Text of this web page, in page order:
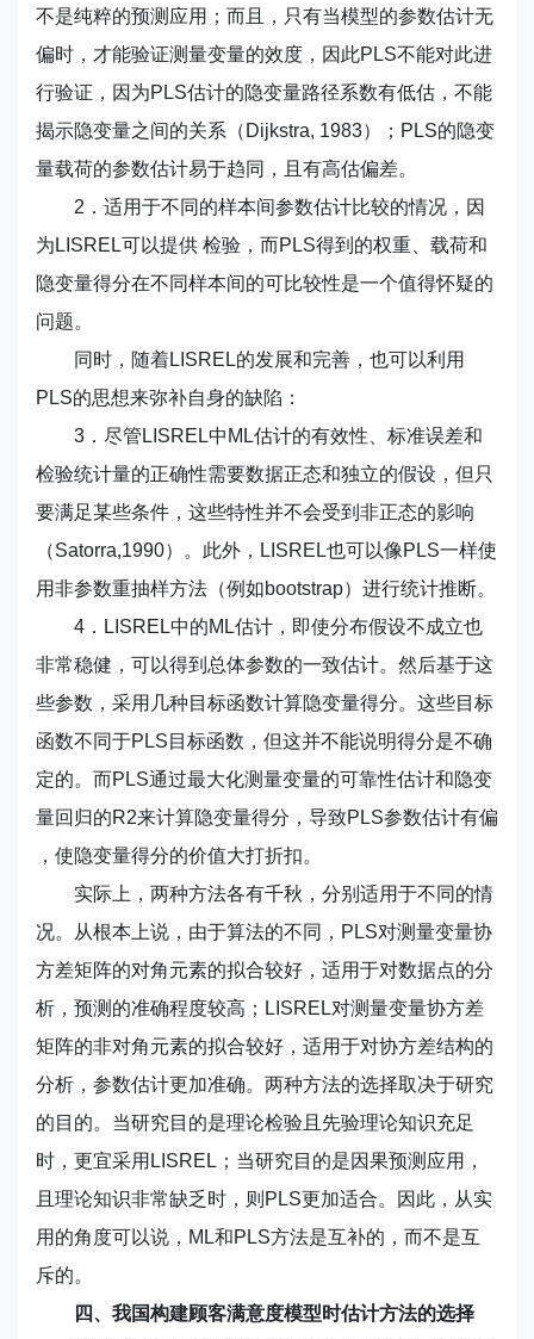
不是纯粹的预测应用；而且，只有当模型的参数估计无
偏时，才能验证测量变量的效度，因此PLS不能对此进
行验证，因为PLS估计的隐变量路径系数有低估，不能
揭示隐变量之间的关系（Dijkstra, 1983）；PLS的隐变
量载荷的参数估计易于趋同，且有高估偏差。
2．适用于不同的样本间参数估计比较的情况，因
为LISREL可以提供 检验，而PLS得到的权重、载荷和
隐变量得分在不同样本间的可比较性是一个值得怀疑的
问题。
同时，随着LISREL的发展和完善，也可以利用
PLS的思想来弥补自身的缺陷：
3．尽管LISREL中ML估计的有效性、标准误差和
检验统计量的正确性需要数据正态和独立的假设，但只
要满足某些条件，这些特性并不会受到非正态的影响
（Satorra,1990）。此外，LISREL也可以像PLS一样使
用非参数重抽样方法（例如bootstrap）进行统计推断。
4．LISREL中的ML估计，即使分布假设不成立也
非常稳健，可以得到总体参数的一致估计。然后基于这
些参数，采用几种目标函数计算隐变量得分。这些目标
函数不同于PLS目标函数，但这并不能说明得分是不确
定的。而PLS通过最大化测量变量的可靠性估计和隐变
量回归的R2来计算隐变量得分，导致PLS参数估计有偏
，使隐变量得分的价值大打折扣。
实际上，两种方法各有千秋，分别适用于不同的情
况。从根本上说，由于算法的不同，PLS对测量变量协
方差矩阵的对角元素的拟合较好，适用于对数据点的分
析，预测的准确程度较高；LISREL对测量变量协方差
矩阵的非对角元素的拟合较好，适用于对协方差结构的
分析，参数估计更加准确。两种方法的选择取决于研究
的目的。当研究目的是理论检验且先验理论知识充足
时，更宜采用LISREL；当研究目的是因果预测应用，
且理论知识非常缺乏时，则PLS更加适合。因此，从实
用的角度可以说，ML和PLS方法是互补的，而不是互
斥的。
四、我国构建顾客满意度模型时估计方法的选择